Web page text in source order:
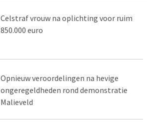
Celstraf vrouw na oplichting voor ruim
850.000 euro
Opnieuw veroordelingen na hevige
ongeregeldheden rond demonstratie
Malieveld